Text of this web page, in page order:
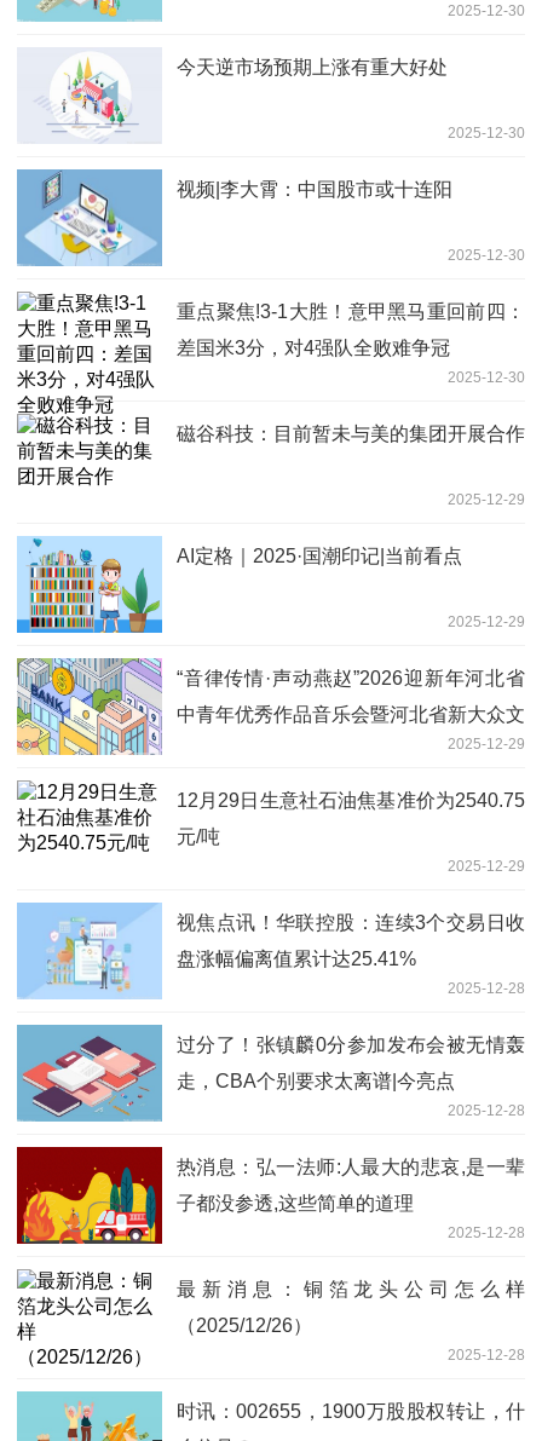
2025-12-30
今天逆市场预期上涨有重大好处
2025-12-30
视频|李大霄：中国股市或十连阳
2025-12-30
重点聚焦!3-1大胜！意甲黑马重回前四：
差国米3分，对4强队全败难争冠
2025-12-30
磁谷科技：目前暂未与美的集团开展合作
2025-12-29
AI定格｜2025·国潮印记|当前看点
2025-12-29
“音律传情·声动燕赵”2026迎新年河北省
中青年优秀作品音乐会暨河北省新大众文
艺全民创享赋能行动研讨会成功举办2025-12-29
12月29日生意社石油焦基准价为2540.75
元/吨
2025-12-29
视焦点讯！华联控股：连续3个交易日收
盘涨幅偏离值累计达25.41%
2025-12-28
过分了！张镇麟0分参加发布会被无情轰
走，CBA个别要求太离谱|今亮点
2025-12-28
热消息：弘一法师:人最大的悲哀,是一辈
子都没参透,这些简单的道理
2025-12-28
最新消息：铜箔龙头公司怎么样
（2025/12/26）
2025-12-28
时讯：002655，1900万股股权转让，什